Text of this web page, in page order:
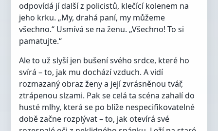
odpovídá jí další z policistů, klečící kolenem na
jeho krku. „My, drahá paní, my můžeme
všechno.“ Usmívá se na ženu. „Všechno! To si
pamatujte.“
Ale to už slyší jen bušení svého srdce, které ho
svírá – to, jak mu dochází vzduch. A vidí
rozmazaný obraz ženy a její zvrásněnou tvář,
ztrápenou slzami. Pak se celá ta scéna zahalí do
husté mlhy, která se po blíže nespecifikovatelné
době začne rozplývat – to, jak otevírá své